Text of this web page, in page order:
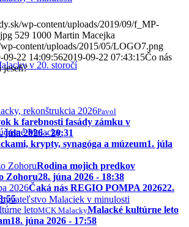
v 20. storočí
Malacky
Malaciek v minulosti
wp-content/uploads/2019/09/f_MP-
529 1000 Martin Macejka
content/uploads/2015/05/LOGO7.png
09-22 14:09:562019-09-22 07:43:15Čo nás
jeseň?
Pavol
k farebnosti fasády zámku v
júla 2026 - 20:31
krypty, synagóga a múzeum1. júla
Rodina mojich predkov
Zohoru28. júna 2026 - 18:38
Čaká nás REGIO POMPA 202622.
MCK MalackyMalacké kultúrne leto
18. júna 2026 - 17:58